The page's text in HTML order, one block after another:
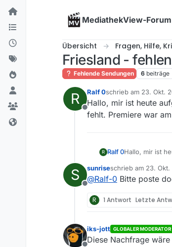
Skip to content
MediathekView-Forum
Übersicht Fragen, Hilfe,
Friesland -
Fehlende Sendungen 6 beiträge
R
Offline
Ralf 0schrieb am 23. Okt.
zuletzt editiert von
Hallo, mir ist heute
fehlt. Premiere war
R Ralf 0Hallo, mir ist
S
Offline
sunriseschrieb am 23. Okt.
zuletzt editiert von
@Ralf-0 Bitte poste
R 1 Antwort Letzte
iks-jott GLOBALER MODERATOR
Diese Nachfrage